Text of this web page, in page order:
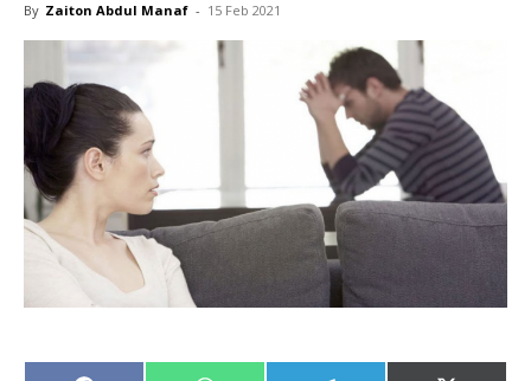
By Zaiton Abdul Manaf - 15 Feb 2021